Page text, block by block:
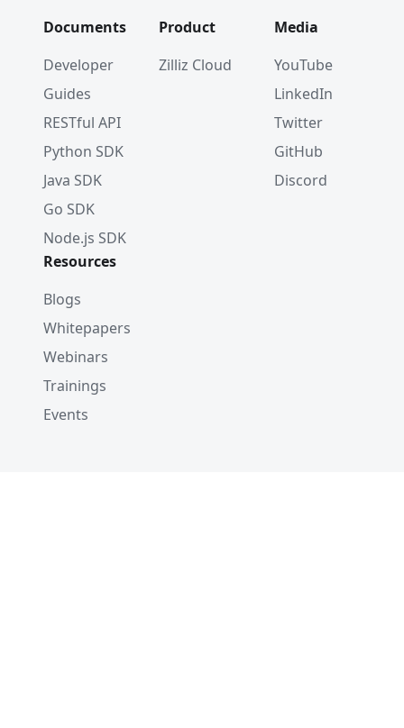
Documents
Developer
Guides
RESTful API
Python SDK
Java SDK
Go SDK
Node.js SDK
Product
Zilliz Cloud
Media
YouTube
LinkedIn
Twitter
GitHub
Discord
Resources
Blogs
Whitepapers
Webinars
Trainings
Events